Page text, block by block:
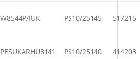
W8544P/IUK PS10/25145 517215
PESUKARHU8141 PS10/25140 414203